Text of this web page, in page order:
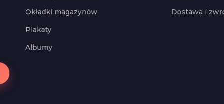
Okładki magazynów
Plakaty
Albumy
Dostawa i